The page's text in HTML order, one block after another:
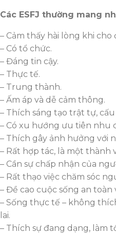
Các ESFJ thường mang
– Cảm thấy hài lòng khi cho
– Có tổ chức.
– Đáng tin cậy.
– Thực tế.
– Trung thành.
– Ấm áp và dễ cảm thông.
– Thích sáng tạo trật tự,
– Có xu hướng ưu tiên nhu
– Thích gây ảnh hưởng với
– Rất hợp tác, là một thành
– Cần sự chấp nhận của
– Rất thạo việc chăm sóc
– Đề cao cuộc sống an
– Sống thực tế – không
lai.
– Thích sự đang dạng, làm